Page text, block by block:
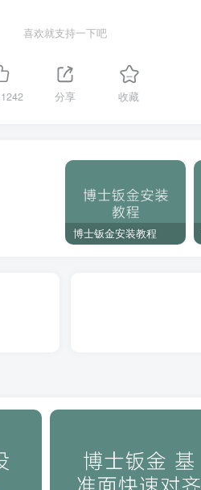
喜欢就支持一下吧
1242 分享 收藏
博士钣金安装教程